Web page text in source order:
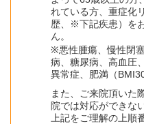
れている方、重症化
歴、※下記疾患）を
ん。
※悪性腫瘍、慢性閉
病、糖尿病、高血圧
異常症、肥満（BMI30
また、ご来院頂いた
院では対応ができな
上記をご理解の上順